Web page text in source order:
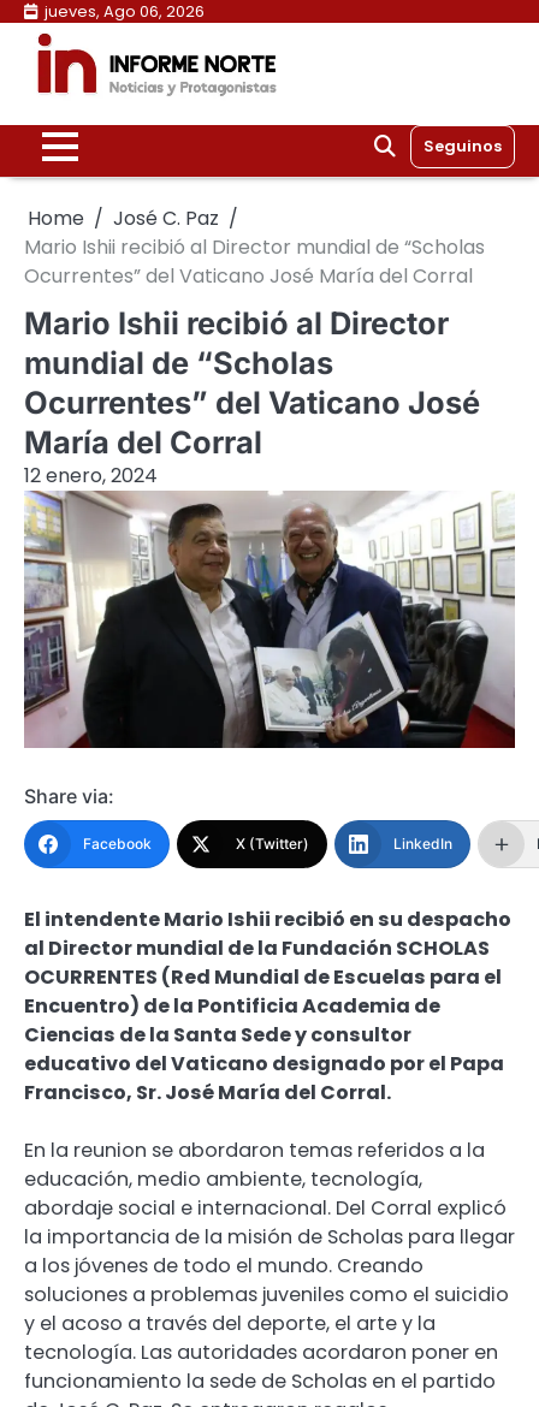
Skip
content
jueves, Ago 06, 2026
Seguinos
Home
José C. Paz
Mario Ishii recibió al Director mundial de “Scholas
Ocurrentes” del Vaticano José María del Corral
Mario Ishii recibió al Director
mundial de “Scholas
Ocurrentes” del Vaticano José
María del Corral
12 enero, 2024
Share via:
Facebook X (Twitter) LinkedIn
El intendente Mario Ishii recibió en su despacho
al Director mundial de la Fundación SCHOLAS
OCURRENTES (Red Mundial de Escuelas para el
Encuentro) de la Pontificia Academia de
Ciencias de la Santa Sede y consultor
educativo del Vaticano designado por el Papa
Francisco, Sr. José María del Corral.
En la reunion se abordaron temas referidos a la
educación, medio ambiente, tecnología,
abordaje social e internacional. Del Corral explicó
la importancia de la misión de Scholas para llegar
a los jóvenes de todo el mundo. Creando
soluciones a problemas juveniles como el suicidio
y el acoso a través del deporte, el arte y la
tecnología. Las autoridades acordaron poner en
funcionamiento la sede de Scholas en el partido